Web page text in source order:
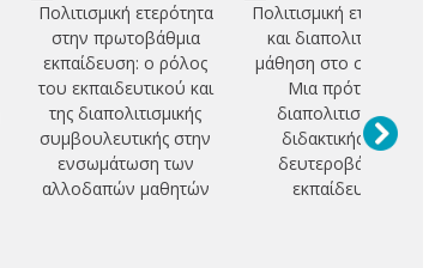
Πολιτισμική ετερότητα
στην πρωτοβάθμια
εκπαίδευση: ο ρόλος
του εκπαιδευτικού και
της διαπολιτισμικής
συμβουλευτικής στην
ενσωμάτωση των
αλλοδαπών μαθητών
Πολιτισμική ετερότητα
και διαπολιτισμική
μάθηση στο σχολείο.
Μια πρόταση
διαπολιτισμικής
διδακτικής στη
δευτεροβάθμια
εκπαίδευση